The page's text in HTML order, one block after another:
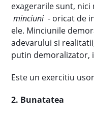
exagerarile sunt,
minciuni - oricat de
ele. Minciunile
adevarului si
putin demoralizator,
Este un exercitiu
2. Bunatatea